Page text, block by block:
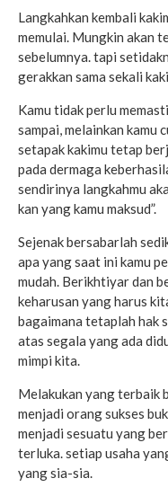
Langkahkan kembali
memulai. Mungkin akan
sebelumnya. tapi
gerakkan sama sekali
Kamu tidak perlu
sampai, melainkan kamu
setapak kakimu tetap
pada dermaga
sendirinya langkahmu
kan yang kamu maksud”.
Sejenak bersabarlah
apa yang saat ini kamu
mudah. Berikhtiyar dan
keharusan yang harus
bagaimana tetaplah hak
atas segala yang ada
mimpi kita.
Melakukan yang terbaik
menjadi orang sukses
menjadi sesuatu yang
terluka. setiap usaha
yang sia-sia.